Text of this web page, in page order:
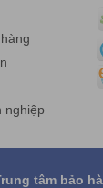
nghiệp
tâm bảo